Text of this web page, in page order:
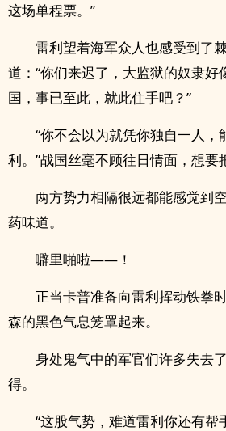
这场单程票。”
雷利望着海军众人也感受到了
道：“你们来迟了，大监狱的奴隶好
国，事已至此，就此住手吧？”
“你不会以为就凭你独自一人，
利。”战国丝毫不顾往日情面，想要
两方势力相隔很远都能感觉到
药味道。
噼里啪啦——！
正当卡普准备向雷利挥动铁拳
森的黑色气息笼罩起来。
身处鬼气中的军官们许多失去
得。
“这股气势，难道雷利你还有帮